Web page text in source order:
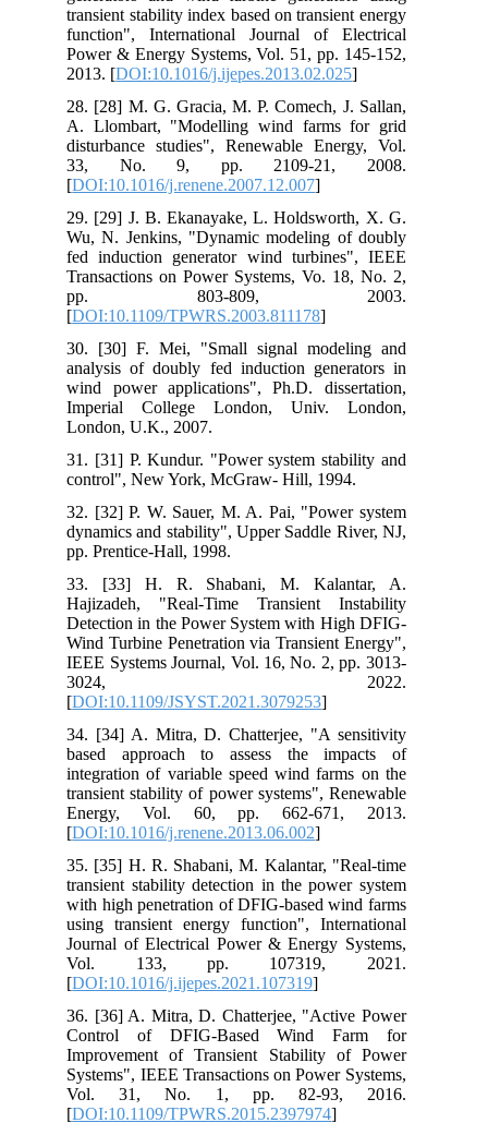
transient stability index based on transient energy
function", International Journal of Electrical
Power & Energy Systems, Vol. 51, pp. 145-152,
2013. [DOI:10.1016/j.ijepes.2013.02.025
28. [28] M. G. Gracia, M. P. Comech, J. Sallan,
A. Llombart, "Modelling wind farms for grid
disturbance studies", Renewable Energy, Vol.
33, No. 9, pp. 2109-21, 2008.
[DOI:10.1016/j.renene.2007.12.007
29. [29] J. B. Ekanayake, L. Holdsworth, X. G.
Wu, N. Jenkins, "Dynamic modeling of doubly
fed induction generator wind turbines", IEEE
Transactions on Power Systems, Vo. 18, No. 2,
pp. 803-809, 2003.
[DOI:10.1109/TPWRS.2003.811178
30. [30] F. Mei, "Small signal modeling and
analysis of doubly fed induction generators in
wind power applications", Ph.D. dissertation,
Imperial College London, Univ. London,
London, U.K., 2007.
31. [31] P. Kundur. "Power system stability and
control", New York, McGraw- Hill, 1994.
32. [32] P. W. Sauer, M. A. Pai, "Power system
dynamics and stability", Upper Saddle River, NJ,
pp. Prentice-Hall, 1998.
33. [33] H. R. Shabani, M. Kalantar, A.
Hajizadeh, "Real-Time Transient Instability
Detection in the Power System with High DFIG-
Wind Turbine Penetration via Transient Energy",
IEEE Systems Journal, Vol. 16, No. 2, pp. 3013-
3024, 2022.
[DOI:10.1109/JSYST.2021.3079253
34. [34] A. Mitra, D. Chatterjee, "A sensitivity
based approach to assess the impacts of
integration of variable speed wind farms on the
transient stability of power systems", Renewable
Energy, Vol. 60, pp. 662-671, 2013.
[DOI:10.1016/j.renene.2013.06.002
35. [35] H. R. Shabani, M. Kalantar, "Real-time
transient stability detection in the power system
with high penetration of DFIG-based wind farms
using transient energy function", International
Journal of Electrical Power & Energy Systems,
Vol. 133, pp. 107319, 2021.
[DOI:10.1016/j.ijepes.2021.107319
36. [36] A. Mitra, D. Chatterjee, "Active Power
Control of DFIG-Based Wind Farm for
Improvement of Transient Stability of Power
Systems", IEEE Transactions on Power Systems,
Vol. 31, No. 1, pp. 82-93, 2016.
[DOI:10.1109/TPWRS.2015.2397974